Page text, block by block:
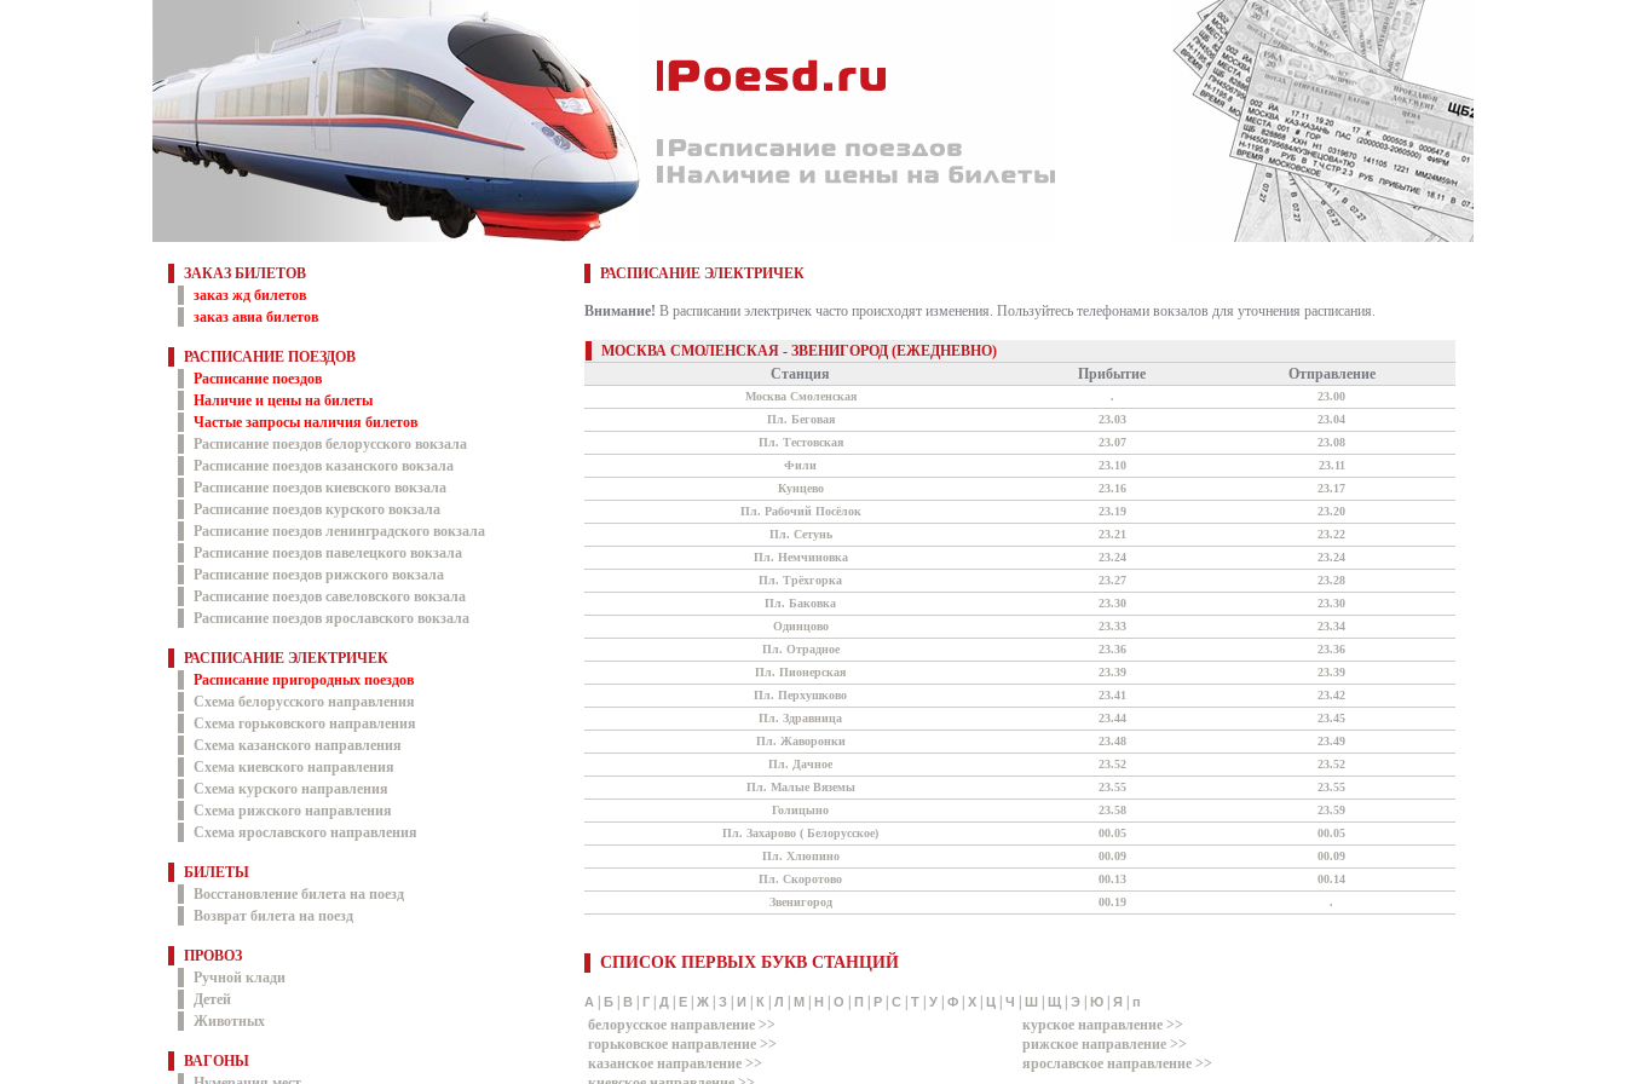
ЗАКАЗ БИЛЕТОВ
заказ жд билетов
заказ авиа билетов
РАСПИСАНИЕ ПОЕЗДОВ
Расписание поездов
Наличие и цены на билеты
Частые запросы наличия билетов
Расписание поездов белорусского вокзала
Расписание поездов казанского вокзала
Расписание поездов киевского вокзала
Расписание поездов курского вокзала
Расписание поездов ленинградского вокзала
Расписание поездов павелецкого вокзала
Расписание поездов рижского вокзала
Расписание поездов савеловского вокзала
Расписание поездов ярославского вокзала
РАСПИСАНИЕ ЭЛЕКТРИЧЕК
Расписание пригородных поездов
Схема белорусского направления
Схема горьковского направления
Схема казанского направления
Схема киевского направления
Схема курского направления
Схема рижского направления
Схема ярославского направления
БИЛЕТЫ
Восстановление билета на поезд
Возврат билета на поезд
ПРОВОЗ
Ручной клади
Детей
Животных
ВАГОНЫ
РАСПИСАНИЕ ЭЛЕКТРИЧЕК
Внимание! В расписании электричек часто происходят изменения. Пользуйтесь телефонами вокзалов для уточнения расписания.
МОСКВА СМОЛЕНСКАЯ - ЗВЕНИГОРОД (ЕЖЕДНЕВНО)
Станция
Прибытие Отправление
Москва Смоленская .
23.00
Пл. Беговая
23.03
23.04
Пл. Тестовская
23.07
23.08
Фили
23.10
23.11
Кунцево
23.16
23.17
Пл. Рабочий Посёлок
23.19
23.20
Пл. Сетунь
23.21
23.22
Пл. Немчиновка
23.24
23.24
Пл. Трёхгорка
23.27
23.28
Пл. Баковка
23.30
23.30
Одинцово
23.33
23.34
Пл. Отрадное
23.36
23.36
Пл. Пионерская
23.39
23.39
Пл. Перхушково
23.41
23.42
Пл. Здравница
23.44
23.45
Пл. Жаворонки
23.48
23.49
Пл. Дачное
23.52
23.52
Пл. Малые Вяземы
23.55
23.55
Голицыно
23.58
23.59
Пл. Захарово ( Белорусское)
00.05
00.05
Пл. Хлюпино
00.09
00.09
Пл. Скоротово
00.13
00.14
Звенигород
00.19 .
СПИСОК ПЕРВЫХ БУКВ СТАНЦИЙ
А Б В Г Д Е Ж З И К Л М Н О П Р С Т У Ф Х Ц Ч Ш Щ Э Ю Я п
белорусское направление >>
горьковское направление >>
казанское направление >>
курское направление >>
рижское направление >>
ярославское направление >>